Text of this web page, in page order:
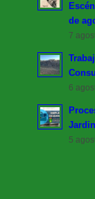
de
7
6
5